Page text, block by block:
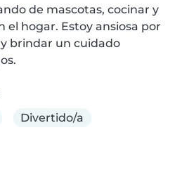
de mascotas, cocinar y
el hogar. Estoy ansiosa por
brindar un cuidado
Divertido/a